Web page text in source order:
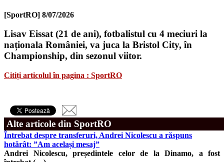
[SportRO] 8/07/2026
Lisav Eissat (21 de ani), fotbalistul cu 4 meciuri la
naționala României, va juca la Bristol City, în
Championship, din sezonul viitor.
Citiți articolul în pagina : SportRO
Alte articole din SportRO
Întrebat despre transferuri, Andrei Nicolescu a răspuns
hotărât: ”Am același mesaj”
Andrei Nicolescu, președintele celor de la Dinamo, a fost